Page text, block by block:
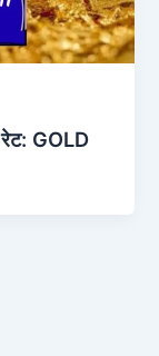
रेट: GOLD